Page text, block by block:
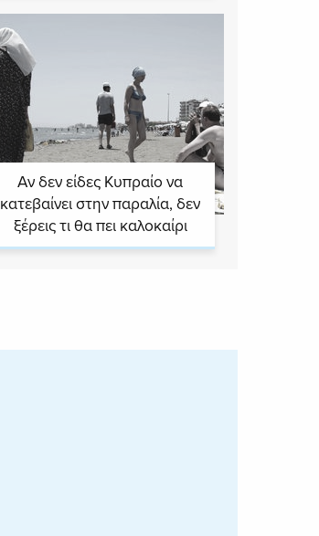
Αν δεν είδες Κυπραίο να
κατεβαίνει στην παραλία, δεν
ξέρεις τι θα πει καλοκαίρι